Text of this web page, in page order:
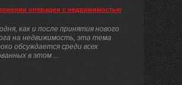
операции с недвижимостью
как и после принятия нового
на недвижимость, эта тема
обсуждается среди всех
в этом ...